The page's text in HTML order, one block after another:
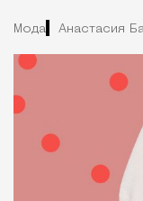
Мода Анастасия